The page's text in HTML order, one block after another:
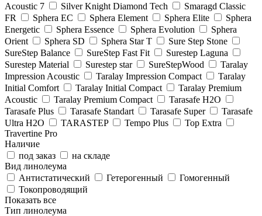
Acoustic 7
Silver Knight Diamond Tech
Smaragd Classic
FR
Sphera EC Sphera Element Sphera Elite
Sphera
Energetic
Sphera Essence Sphera Evolution
Sphera
Orient
Sphera SD Sphera Star T
Sure Step Stone
SureStep Balance
SureStep Fast Fit
Surestep Laguna
Surestep Material
Surestep star SureStepWood
Taralay
Impression Acoustic
Taralay Impression Compact
Taralay
Initial Comfort
Taralay Initial Compact
Taralay Premium
Acoustic
Taralay Premium Compact
Tarasafe H2O
Tarasafe Plus
Tarasafe Standart Tarasafe Super
Tarasafe
Ultra H2O
TARASTEP Tempo Plus
Top Extra
Travertine Pro
Наличие
под заказ
на складе
Вид линолеума
Антистатический
Гетерогенный
Гомогенный
Токопроводящий
Показать все
Тип линолеума